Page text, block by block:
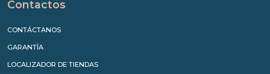
Contactos
CONTÁCTANOS
GARANTÍA
LOCALIZADOR DE TIENDAS